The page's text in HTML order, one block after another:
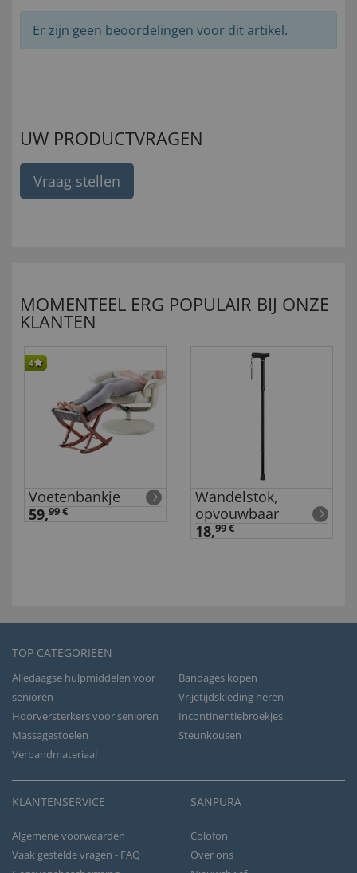
Er zijn geen beoordelingen voor dit artikel.
UW PRODUCTVRAGEN
Vraag stellen
MOMENTEEL ERG POPULAIR BIJ ONZE
KLANTEN
4
Voetenbankje
59,99 €
Wandelstok,
opvouwbaar
18,99 €
TOP CATEGORIEËN
Alledaagse hulpmiddelen voor
senioren
Bandages kopen
Vrijetijdskleding heren
Hoorversterkers voor senioren
Incontinentiebroekjes
Massagestoelen
Steunkousen
Verbandmateriaal
KLANTENSERVICE
Algemene voorwaarden
Vaak gestelde vragen - FAQ
SANPURA
Colofon
Over ons